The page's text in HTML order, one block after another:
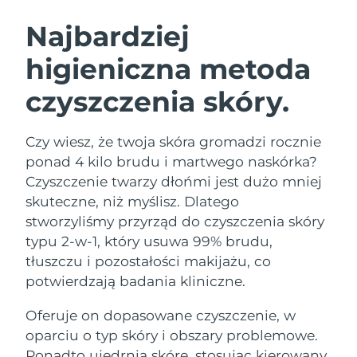
Najbardziej
higieniczna metoda
czyszczenia skóry.
Czy wiesz, że twoja skóra gromadzi rocznie
ponad 4 kilo brudu i martwego naskórka?
Czyszczenie twarzy dłońmi jest dużo mniej
skuteczne, niż myślisz. Dlatego
stworzyliśmy przyrząd do czyszczenia skóry
typu 2-w-1, który usuwa 99% brudu,
tłuszczu i pozostałości makijażu, co
potwierdzają badania kliniczne.
Oferuje on dopasowane czyszczenie, w
oparciu o typ skóry i obszary problemowe.
URODY
Oczyszczanie twarzy
LUNA™ 4 zestaw
Anti-aging massage
LUNA™ 4 Plus
Massage, LED heating
For men, anti-aging massage
Lifting twarzy
BEAR™ 2 zestaw
Microcurrent toning
BEAR™ 2 go
Microcurrent toning on-the-go
Microcurrent line smoothing device
Nawilżenie
UFO™ 3 zestaw
Deep facial hydration
UFO™ 3 LED
Near-infrared and red light therapy
device
Pielęgnacja jamy
ustnej
issa™ 4
Hybrid silicone sonic toothbrush
issa™ 4 plus
Smart hybrid silicone sonic toothbrush
FAQ™ ZABIEG ANTI-AGING
Anti-aging Zabiegi LED
Australia
Oczekiwany czas dostawy
11/8/26
Austria
Oczekiwany czas dostawy
Bahrajn
Oczekiwany czas dostawy
9/8/26
Belgia
Oczekiwany czas dostawy
8/8/26
Bermudy
Oczekiwany czas dostawy
Hercegowina
11/8/26
Oczekiwany czas dostawy